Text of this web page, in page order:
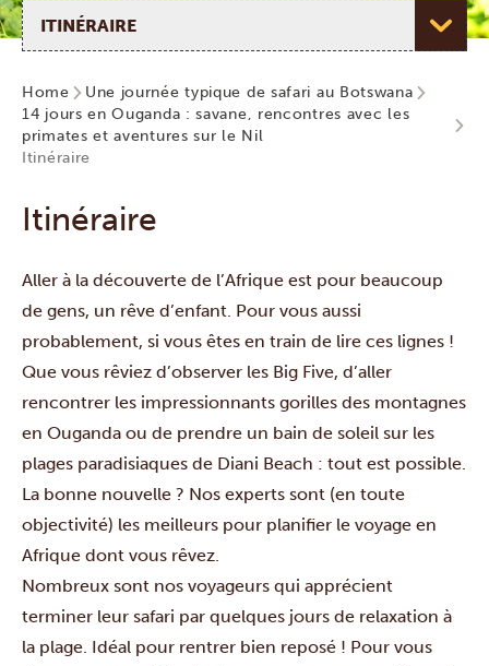
Choisir une page
Home
Une journée typique de safari au Botswana
14 jours en Ouganda : savane, rencontres avec les
primates et aventures sur le Nil
Itinéraire
Itinéraire
Aller à la découverte de l’Afrique est pour beaucoup
de gens, un rêve d’enfant. Pour vous aussi
probablement, si vous êtes en train de lire ces lignes !
Que vous rêviez d’observer les Big Five, d’aller
rencontrer les impressionnants gorilles des montagnes
en Ouganda ou de prendre un bain de soleil sur les
plages paradisiaques de Diani Beach : tout est possible.
La bonne nouvelle ? Nos experts sont (en toute
objectivité) les meilleurs pour planifier le voyage en
Afrique dont vous rêvez.
Nombreux sont nos voyageurs qui apprécient
terminer leur safari par quelques jours de relaxation à
la plage. Idéal pour rentrer bien reposé ! Pour vous